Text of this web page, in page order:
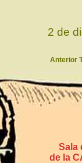
2 de
Anterior
Sala
de la